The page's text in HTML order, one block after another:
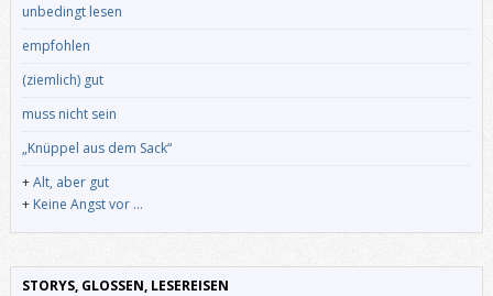
unbedingt lesen
empfohlen
(ziemlich) gut
muss nicht sein
„Knüppel aus dem Sack“
+Alt, aber gut
+ Keine Angst vor …
STORYS, GLOSSEN, LESEREISEN